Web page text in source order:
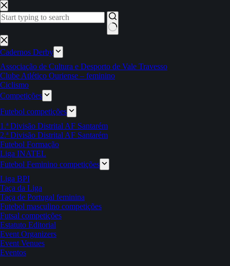
Pular
para
o
Sem
resultados
Cadernos Derby
Associação de Cultura e Desporto de Vale Travesso
Clube Atlético Ouriense – feminino
Ciclismo
Competições
Futebol competições
1.ª Divisão Distrital AF Santarém
2.ª Divisão Distrital AF Santarém
Futebol Formação
Liga INATEL
Futebol Feminino competições
Liga BPI
Taça da Liga
Taça de Portugal feminina
Futebol masculino competições
Futsal competições
Estatuto Editorial
Event Organizers
Event Venues
Eventos